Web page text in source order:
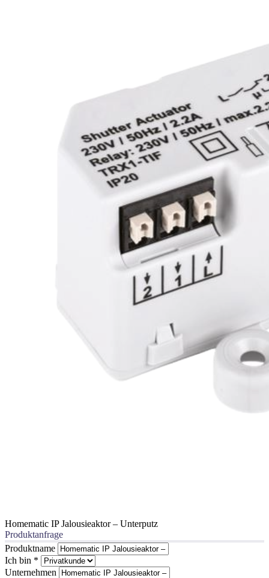
Homematic IP Jalousieaktor – Unterputz
Produktanfrage
Produktname
Ich bin *
Unternehmen